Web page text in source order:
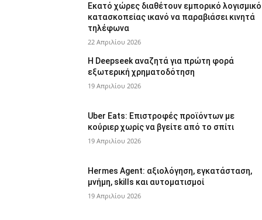
Εκατό χώρες διαθέτουν εμπορικό λογισμικό
κατασκοπείας ικανό να παραβιάσει κινητά
τηλέφωνα
22 Απριλίου 2026
Η Deepseek αναζητά για πρώτη φορά
εξωτερική χρηματοδότηση
19 Απριλίου 2026
Uber Eats: Επιστροφές προϊόντων με
κούριερ χωρίς να βγείτε από το σπίτι
19 Απριλίου 2026
Hermes Agent: αξιολόγηση, εγκατάσταση,
μνήμη, skills και αυτοματισμοί
19 Απριλίου 2026